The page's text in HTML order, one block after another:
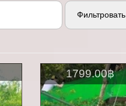
Фильтровать
1799.00฿